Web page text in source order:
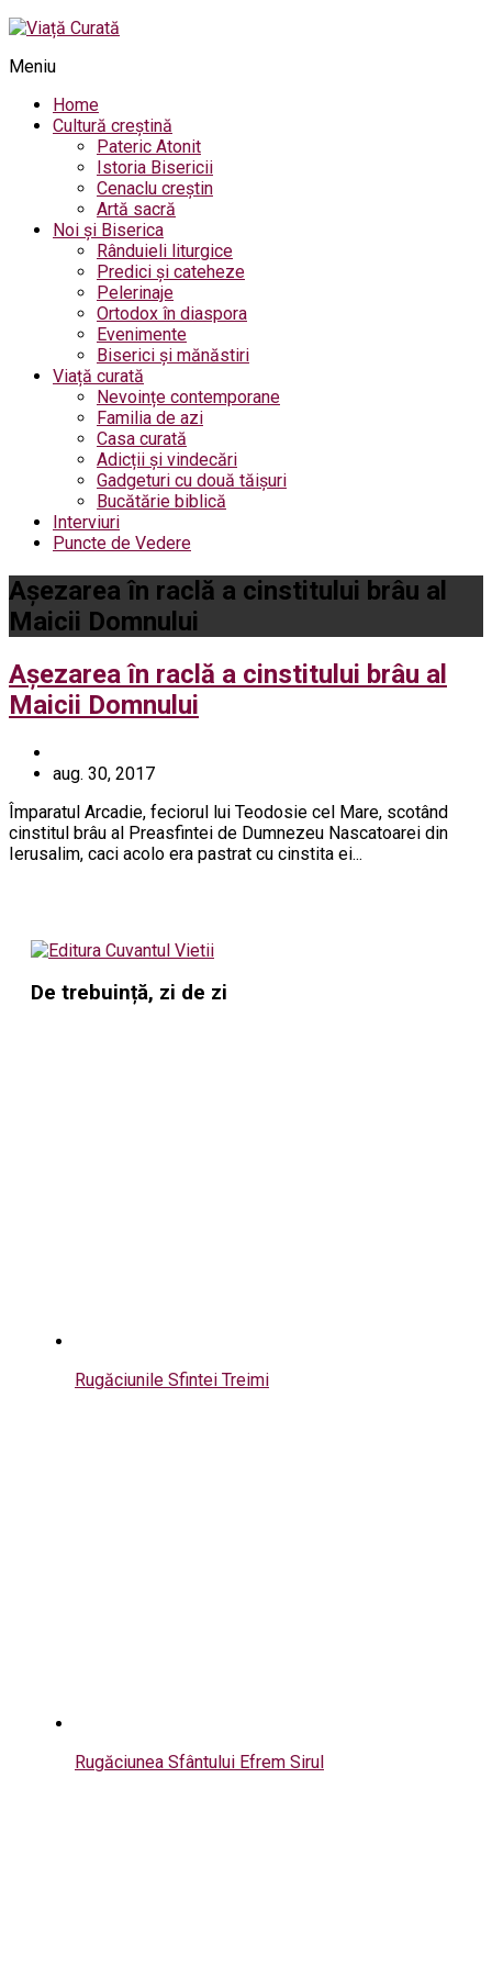
Meniu
Home
Cultură creștină
Pateric Atonit
Istoria Bisericii
Cenaclu creștin
Artă sacră
Noi și Biserica
Rânduieli liturgice
Predici și cateheze
Pelerinaje
Ortodox în diaspora
Evenimente
Biserici și mănăstiri
Viață curată
Nevoințe contemporane
Familia de azi
Casa curată
Adicții și vindecări
Gadgeturi cu două tăișuri
Bucătărie biblică
Interviuri
Puncte de Vedere
Așezarea în raclă a cinstitului brâu al
Maicii Domnului
Așezarea în raclă a cinstitului brâu al
Maicii Domnului
aug. 30, 2017
Împaratul Arcadie, feciorul lui Teodosie cel Mare, scotând
cinstitul brâu al Preasfintei de Dumnezeu Nascatoarei din
Ierusalim, caci acolo era pastrat cu cinstita ei...
De trebuință, zi de zi
Rugăciunile Sfintei Treimi
Rugăciunea Sfântului Efrem Sirul